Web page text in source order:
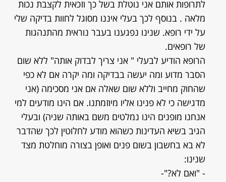
לתרופות אותם אני נוטלת בשל כך וזכאית לקצבת נכות
מלאה . בנוסף לכך בעלי איננו מסוגל לחוות בדיקה שלי
על ידי רופא. שנינו נפגענו בעבר נוראית מהתנהגות
של רופאים.
הרופא הודיע לבעלי " אני צריך לבדוק אותה" ללא שום
הסבר מדוע ומה יעשה בבדיקה ומה יקרה אם לא כפי
שהחוק מחייב וללא שום שאלה אם אני מסכימה (אני
מדגישה כי לא פנינו אליו מיוזמתנו. אם הינו מודעים למי
אנחנו מופנים הינו נמלטים משם באותה שניה) ובעלי
הגיב בשיא העדינות כשהוא מודע לחלוטין לכך שהדבר
לא בא בחשבון בשום פנים ואופן בצורה מוחלטת מצד
שנינו:
- "ואם לא?"-